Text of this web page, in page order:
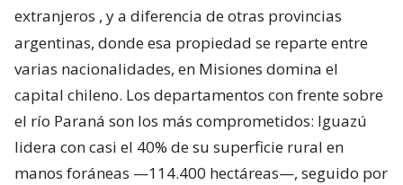
extranjeros , y a diferencia de otras provincias
argentinas, donde esa propiedad se reparte entre
varias nacionalidades, en Misiones domina el
capital chileno. Los departamentos con frente sobre
el río Paraná son los más comprometidos: Iguazú
lidera con casi el 40% de su superficie rural en
manos foráneas —114.400 hectáreas—, seguido por